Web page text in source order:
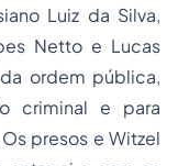
Luiz da Silva,
Netto e Lucas
ordem pública,
criminal e para
presos e Witzel